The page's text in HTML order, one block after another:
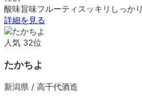
酸味旨味フルーティ スッキリ しっかり
詳細を見る
人気 32位
たかちよ
新潟県 / 高千代酒造